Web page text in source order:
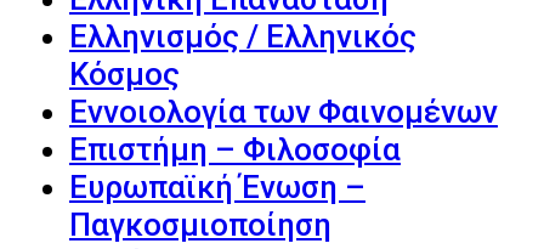
Ελληνισμός / Ελληνικός
Κόσμος
Εννοιολογία των Φαινομένων
Επιστήμη – Φιλοσοφία
Ευρωπαϊκή Ένωση –
Παγκοσμιοποίηση